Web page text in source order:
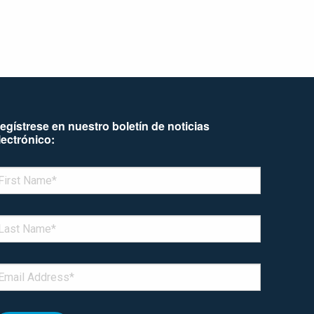
en nuestro boletín de noticias
required field
NAME
NAME*
*